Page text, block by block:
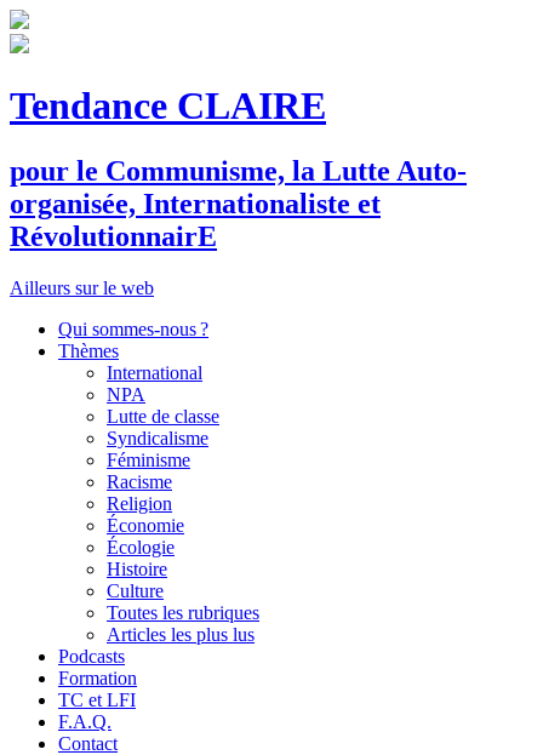
Tendance CLAIRE
pour le Communisme, la Lutte Auto-
organisée, Internationaliste et
RévolutionnairE
Ailleurs sur le web
Qui sommes-nous ?
Thèmes
International
NPA
Lutte de classe
Syndicalisme
Féminisme
Racisme
Religion
Économie
Écologie
Histoire
Culture
Toutes les rubriques
Articles les plus lus
Podcasts
Formation
TC et LFI
F.A.Q.
Contact